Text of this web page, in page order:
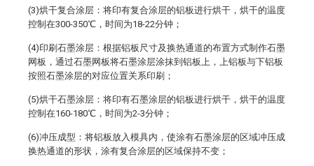
(3)烘干复合涂层：将印有复合涂层的铝板进行烘干，烘干的温度
控制在300-350℃，时间为18-22分钟；
(4)印刷石墨涂层：根据铝板尺寸及换热通道的布置方式制作石墨
网板，通过石墨网板将石墨涂层涂抹到铝板上，上铝板与下铝板
按照石墨涂层的对应位置关系印刷；
(5)烘干石墨涂层：将印有石墨涂层的铝板进行烘干，烘干的温度
控制在160-180℃，时间为2-3分钟；
(6)冲压成型：将铝板放入模具内，使涂有石墨涂层的区域冲压成
换热通道的形状，涂有复合涂层的区域保持不变；